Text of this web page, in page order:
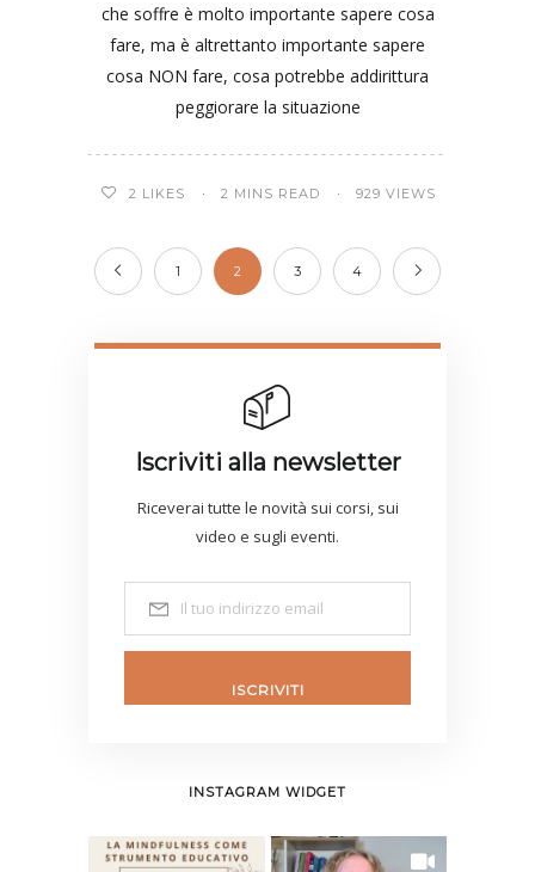
che soffre è molto importante sapere cosa
fare, ma è altrettanto importante sapere
cosa NON fare, cosa potrebbe addirittura
peggiorare la situazione
2 LIKES 2 MINS READ 929 VIEWS
1 2 3 4
Iscriviti alla newsletter
Riceverai tutte le novità sui corsi, sui
video e sugli eventi.
ISCRIVITI
INSTAGRAM WIDGET